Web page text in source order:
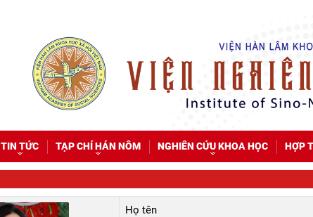
TIN TỨC TẠP CHÍ HÁN NÔM NGHIÊN CỨU KHOA HỌC HỢP
Họ tên